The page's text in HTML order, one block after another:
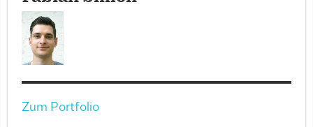
Zum Portfolio